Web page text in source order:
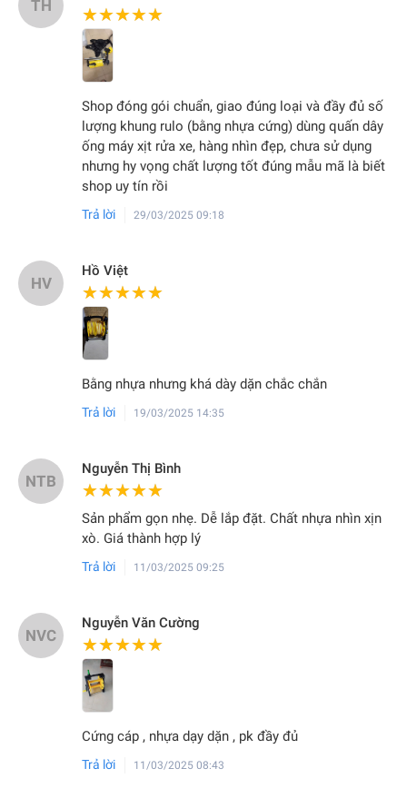
TH ★★★★★
★★★★★
Shop đóng gói chuẩn, giao đúng loại và đầy đủ số
lượng khung rulo (bằng nhựa cứng) dùng quấn dây
ống máy xịt rửa xe, hàng nhìn đẹp, chưa sử dụng
nhưng hy vọng chất lượng tốt đúng mẫu mã là biết
shop uy tín rồi
Trả lời 29/03/2025 09:18
HV
Hồ Việt
★★★★★
★★★★★
Bằng nhựa nhưng khá dày dặn chắc chắn
Trả lời 19/03/2025 14:35
NTB
Nguyễn Thị Bình
★★★★★
★★★★★
Sản phẩm gọn nhẹ. Dễ lắp đặt. Chất nhựa nhìn xịn
xò. Giá thành hợp lý
Trả lời 11/03/2025 09:25
NVC
Nguyễn Văn Cường
★★★★★
★★★★★
Cứng cáp , nhựa dạy dặn , pk đầy đủ
Trả lời 11/03/2025 08:43